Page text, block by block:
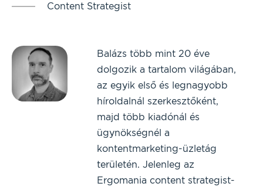
Content Strategist
Balázs több mint 20 éve
dolgozik a tartalom világában,
az egyik első és legnagyobb
híroldalnál szerkesztőként,
majd több kiadónál és
ügynökségnél a
kontentmarketing-üzletág
területén. Jelenleg az
Ergomania content strategist-